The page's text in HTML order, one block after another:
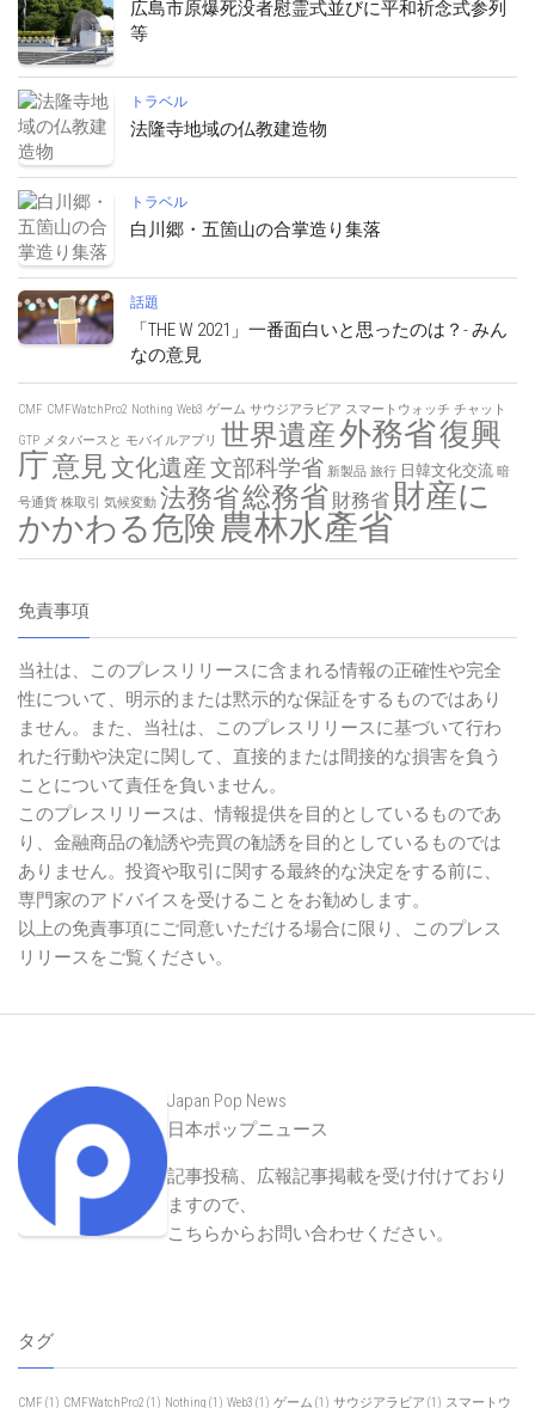
広島市原爆死没者慰霊式並びに平和祈念式参列
等
トラベル
法隆寺地域の仏教建造物
トラベル
白川郷・五箇山の合掌造り集落
話題
「THE W 2021」一番面白いと思ったのは？- みん
なの意見
CMF CMFWatchPro2 Nothing Web3 ゲーム サウジアラビア スマートウォッチ チャット
GTP メタバースと モバイルアプリ 世界遺産外務省復興
庁意見文化遺産文部科学省 新製品 旅行 日韓文化交流 暗
号通貨 株取引 気候変動 法務省総務省 財務省 財産に
かかわる危険農林水產省
免責事項
当社は、このプレスリリースに含まれる情報の正確性や完全
性について、明示的または黙示的な保証をするものではあり
ません。また、当社は、このプレスリリースに基づいて行わ
れた行動や決定に関して、直接的または間接的な損害を負う
ことについて責任を負いません。
このプレスリリースは、情報提供を目的としているものであ
り、金融商品の勧誘や売買の勧誘を目的としているものでは
ありません。投資や取引に関する最終的な決定をする前に、
専門家のアドバイスを受けることをお勧めします。
以上の免責事項にご同意いただける場合に限り、このプレス
リリースをご覧ください。
Japan Pop News
日本ポップニュース
記事投稿、広報記事掲載を受け付けており
ますので、
こちらからお問い合わせください。
タグ
CMF (1) CMFWatchPro2 (1) Nothing (1) Web3 (1) ゲーム (1) サウジアラビア (1) スマートウ